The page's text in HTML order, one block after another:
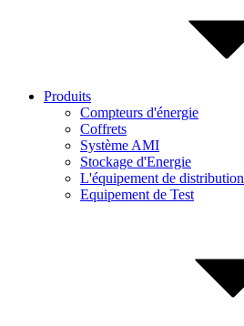
Produits
Compteurs d'énergie
Coffrets
Système AMI
Stockage d'Energie
L'équipement de distribution
Equipement de Test